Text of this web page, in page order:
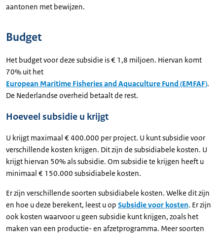
aantonen met bewijzen.
Budget
Het budget voor deze subsidie is € 1,8 miljoen. Hiervan komt
70% uit het
European Maritime Fisheries and Aquaculture Fund (EMFAF).
De Nederlandse overheid betaalt de rest.
Hoeveel subsidie u krijgt
U krijgt maximaal € 400.000 per project. U kunt subsidie voor
verschillende kosten krijgen. Dit zijn de subsidiabele kosten. U
krijgt hiervan 50% als subsidie. Om subsidie te krijgen heeft u
minimaal € 150.000 subsidiabele kosten.
Er zijn verschillende soorten subsidiabele kosten. Welke dit zijn
en hoe u deze berekent, leest u op Subsidie voor kosten. Er zijn
ook kosten waarvoor u geen subsidie kunt krijgen, zoals het
maken van een productie- en afzetprogramma. Meer soorten